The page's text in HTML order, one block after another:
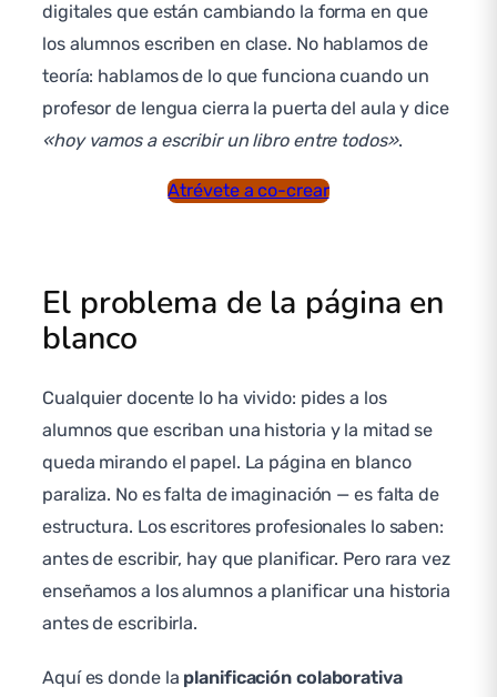
digitales que están cambiando la forma en que
los alumnos escriben en clase. No hablamos de
teoría: hablamos de lo que funciona cuando un
profesor de lengua cierra la puerta del aula y dice
«hoy vamos a escribir un libro entre todos».
Atrévete a co-crear
El problema de la página en
blanco
Cualquier docente lo ha vivido: pides a los
alumnos que escriban una historia y la mitad se
queda mirando el papel. La página en blanco
paraliza. No es falta de imaginación — es falta de
estructura. Los escritores profesionales lo saben:
antes de escribir, hay que planificar. Pero rara vez
enseñamos a los alumnos a planificar una historia
antes de escribirla.
Aquí es donde la planificación colaborativa